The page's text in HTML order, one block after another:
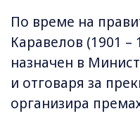
По време на
Каравелов (1901 –
назначен в
и отговаря за
организира